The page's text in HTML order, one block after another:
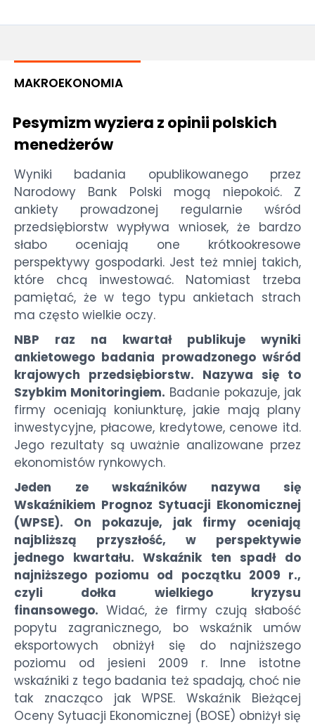
MAKROEKONOMIA
Pesymizm wyziera z opinii polskich
menedżerów
Wyniki badania opublikowanego przez
Narodowy Bank Polski mogą niepokoić. Z
ankiety prowadzonej regularnie wśród
przedsiębiorstw wypływa wniosek, że bardzo
słabo oceniają one krótkookresowe
perspektywy gospodarki. Jest też mniej takich,
które chcą inwestować. Natomiast trzeba
pamiętać, że w tego typu ankietach strach
ma często wielkie oczy.
NBP raz na kwartał publikuje wyniki
ankietowego badania prowadzonego wśród
krajowych przedsiębiorstw. Nazywa się to
Szybkim Monitoringiem. Badanie pokazuje, jak
firmy oceniają koniunkturę, jakie mają plany
inwestycyjne, płacowe, kredytowe, cenowe itd.
Jego rezultaty są uważnie analizowane przez
ekonomistów rynkowych.
Jeden ze wskaźników nazywa się
Wskaźnikiem Prognoz Sytuacji Ekonomicznej
(WPSE). On pokazuje, jak firmy oceniają
najbliższą przyszłość, w perspektywie
jednego kwartału. Wskaźnik ten spadł do
najniższego poziomu od początku 2009 r.,
czyli dołka wielkiego kryzysu
finansowego. Widać, że firmy czują słabość
popytu zagranicznego, bo wskaźnik umów
eksportowych obniżył się do najniższego
poziomu od jesieni 2009 r. Inne istotne
wskaźniki z tego badania też spadają, choć nie
tak znacząco jak WPSE. Wskaźnik Bieżącej
Oceny Sytuacji Ekonomicznej (BOSE) obniżył się